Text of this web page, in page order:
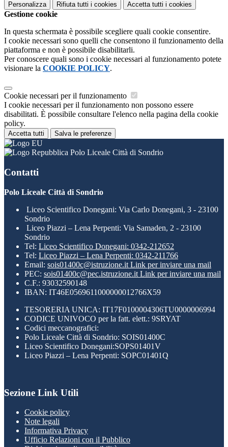
Personalizza Rifiuta tutti i cookies Accetta tutti i cookies
Gestione cookie
In questa schermata è possibile scegliere quali cookie consentire.
I cookie necessari sono quelli che consentono il funzionamento della
piattaforma e non è possibile disabilitarli.
Per conoscere quali sono i cookie necessari al funzionamento potete
visionare la COOKIE POLICY.
Cookie necessari per il funzionamento
I cookie necessari per il funzionamento non possono essere
disabilitati. È possibile consultare l'elenco nella pagina della cookie
policy.
Accetta tutti Salva le preferenze
Polo Liceale Città di Sondrio
Contatti
Polo Liceale Città di Sondrio
Liceo Scientifico Donegani: Via Carlo Donegani, 3 - 23100
Sondrio
Liceo Piazzi – Lena Perpenti: Via Samaden, 2 - 23100
Sondrio
Tel: Liceo Scientifico Donegani: 0342-212652
Tel: Liceo Piazzi – Lena Perpenti: 0342-211766
Email: sois01400c@istruzione.it Link per inviare una mail
PEC: sois01400c@pec.istruzione.it Link per inviare una mail
C.F.: 93032590148
IBAN: IT46E0569611000000012766X59
TESORERIA UNICA: IT17F0100004306TU0000006994
CODICE UNIVOCO per la fatt. elett.: 9SRYAT
Codici meccanografici:
Polo Liceale Città di Sondrio: SOIS01400C
Liceo Scientifico Donegani:SOPS01401V
Liceo Piazzi – Lena Perpenti: SOPC01401Q
Sezione Link Utili
Cookie policy
Note legali
Informativa Privacy
Ufficio Relazioni con il Pubblico